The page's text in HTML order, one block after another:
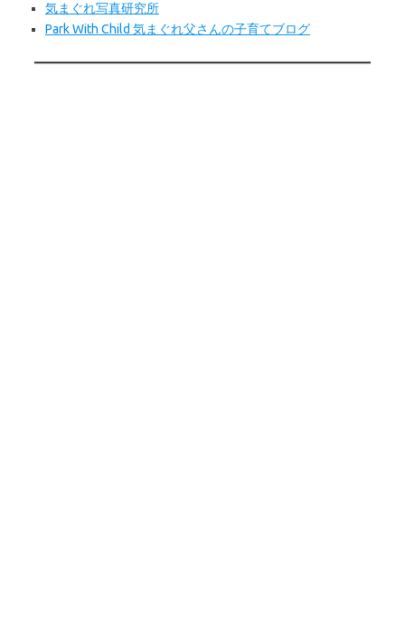
気まぐれ写真研究所
Park With Child 気まぐれ父さんの子育てブログ